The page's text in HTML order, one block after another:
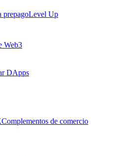
prepagoLevel Up
Web3
DApps
Complementos de comercio